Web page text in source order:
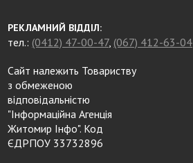
РЕКЛАМНИЙ ВІДДІЛ:
тел.: (0412) 47-00-47, (067) 412-63-04
Сайт належить Товариству
з обмеженою
відповідальністю
"Інформаційна Агенція
Житомир Інфо". Код
ЄДРПОУ 33732896